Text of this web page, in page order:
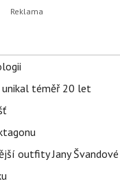
unikal téměř 20 let
outfity Jany